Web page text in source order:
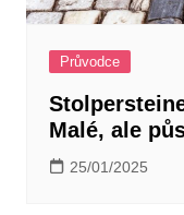
Průvodce
Malé, ale
25/01/2025